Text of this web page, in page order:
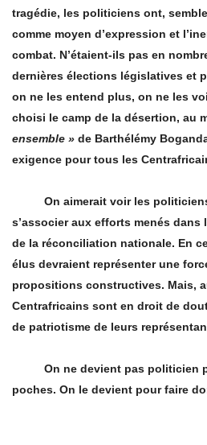
tragédie, les politiciens ont,
comme moyen d’expression et
combat. N’étaient-ils pas en
dernières élections législatives et
on ne les entend plus, on ne les
choisi le camp de la désertion, au
ensemble » de Barthélémy
exigence pour tous les
On aimerait voir les
s’associer aux efforts menés dans
de la réconciliation nationale. En
élus devraient représenter une
propositions constructives. Mais,
Centrafricains sont en droit de
de patriotisme de leurs
On ne devient pas politicien
poches. On le devient pour faire